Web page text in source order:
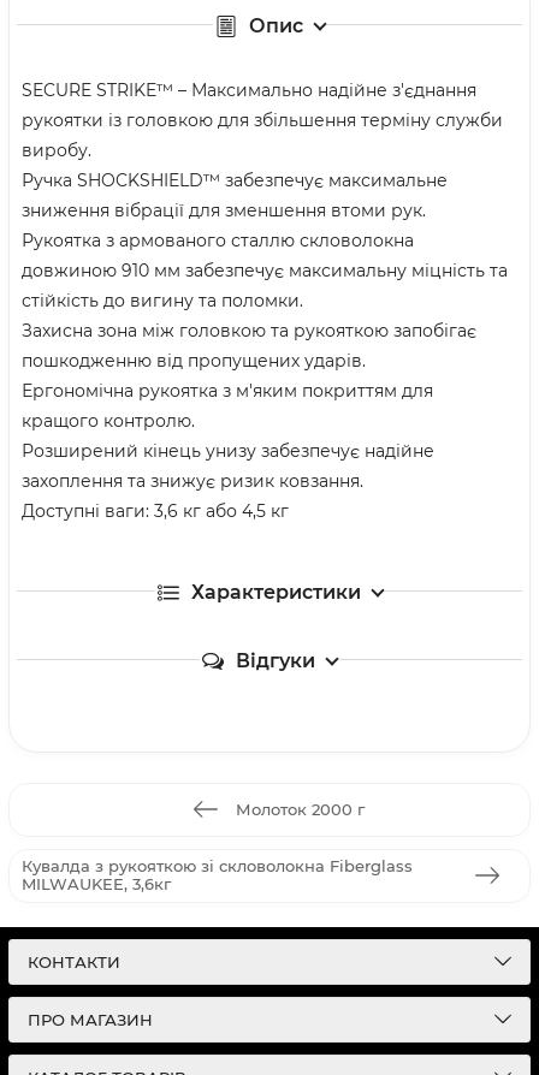
Опис
SECURE STRIKE™ – Максимально надійне з'єднання
рукоятки із головкою для збільшення терміну служби
виробу.
Ручка SHOCKSHIELD™ забезпечує максимальне
зниження вібрації для зменшення втоми рук.
Рукоятка з армованого сталлю скловолокна
довжиною 910 мм забезпечує максимальну міцність та
стійкість до вигину та поломки.
Захисна зона між головкою та рукояткою запобігає
пошкодженню від пропущених ударів.
Ергономічна рукоятка з м'яким покриттям для
кращого контролю.
Розширений кінець унизу забезпечує надійне
захоплення та знижує ризик ковзання.
Доступні ваги: 3,6 кг або 4,5 кг
Характеристики
Відгуки
Молоток 2000 г
Кувалда з рукояткою зі скловолокна Fiberglass
MILWAUKEE, 3,6кг
КОНТАКТИ
ПРО МАГАЗИН